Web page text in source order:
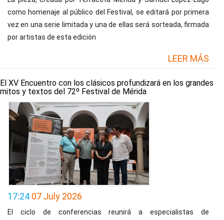
como homenaje al público del Festival, se editará por primera
vez en una serie limitada y una de ellas será sorteada, firmada
por artistas de esta edición
LEER MÁS
El XV Encuentro con los clásicos profundizará en los grandes
mitos y textos del 72º Festival de Mérida
17:24 07 July 2026
El ciclo de conferencias reunirá a especialistas de